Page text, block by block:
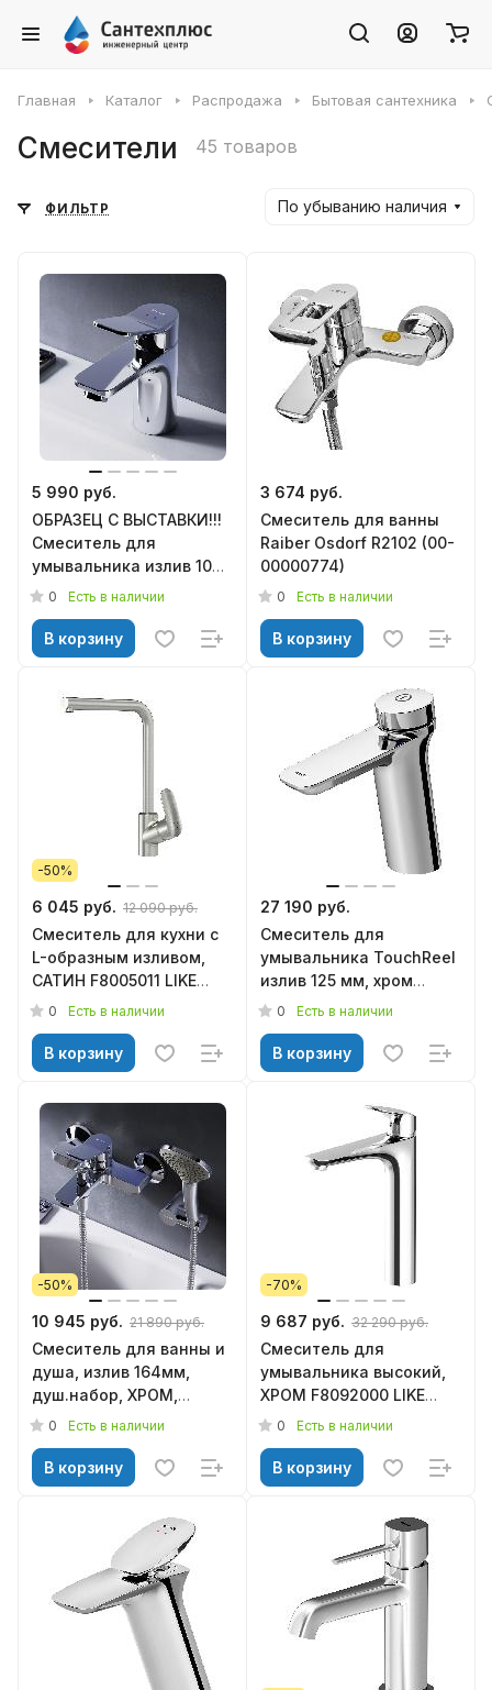
Главная Каталог Распродажа Бытовая сантехника
Смесители 45 товаров
ФИЛЬТР По убыванию наличия
5 990 руб.
ОБРАЗЕЦ С ВЫСТАВКИ!!!
Смеситель для
умывальника излив 100
мм, ХРОМ F85A02100 X-
0 Есть в наличии
В корзину
3 674 руб.
Смеситель для ванны
Raiber Osdorf R2102 (00-
00000774)
0 Есть в наличии
В корзину
-50%
6 045 руб. 12 090 руб.
Смеситель для кухни с
L-образным изливом,
САТИН F8005011 LIKE
АМ.РМ
0 Есть в наличии
В корзину
27 190 руб.
Смеситель для
умывальника TouchReel
излив 125 мм, хром
F50A02500 Inspire V2.0,
0 Есть в наличии
В корзину
-50%
10 945 руб. 21 890 руб.
Смеситель для ванны и
душа, излив 164мм,
душ.набор, ХРОМ,
F85A15000 X-Joy AM.PM
0 Есть в наличии
В корзину
-70%
9 687 руб. 32 290 руб.
Смеситель для
умывальника высокий,
ХРОМ F8092000 LIKE
АМ.РМ
0 Есть в наличии
В корзину